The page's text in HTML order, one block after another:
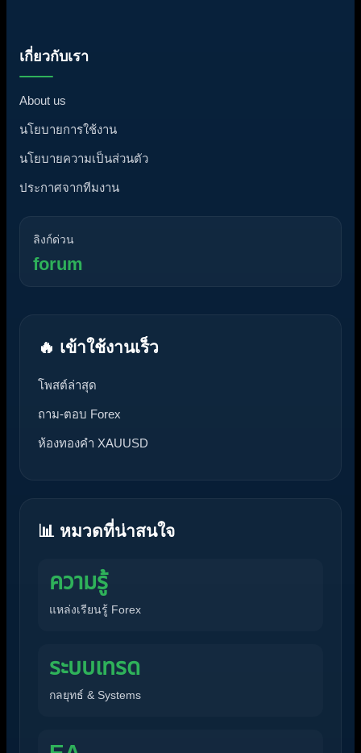
เกี่ยวกับเรา
About us
นโยบายการใช้งาน
นโยบายความเป็นส่วนตัว
ประกาศจากทีมงาน
ลิงก์ด่วน
forum
🔥 เข้าใช้งานเร็ว
โพสต์ล่าสุด
ถาม-ตอบ Forex
ห้องทองคำ XAUUSD
📊 หมวดที่น่าสนใจ
ความรู้
แหล่งเรียนรู้ Forex
ระบบเทรด
กลยุทธ์ & Systems